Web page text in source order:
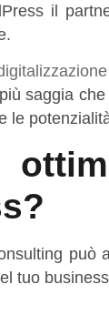
il
saggia
le
può
tuo